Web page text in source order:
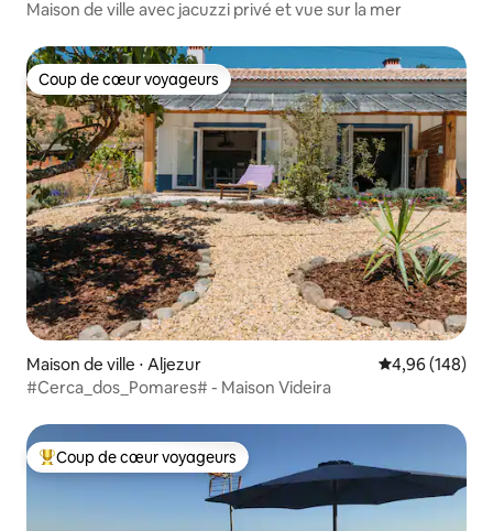
Maison de ville avec jacuzzi privé et vue sur la mer
Coup de cœur voyageurs
Coup de cœur voyageurs
Maison de ville ⋅ Aljezur Évaluation
4,96 (148)
#Cerca_dos_Pomares# - Maison Videira
Coups de cœur voyageurs les plus appréciés
Coup de cœur voyageurs